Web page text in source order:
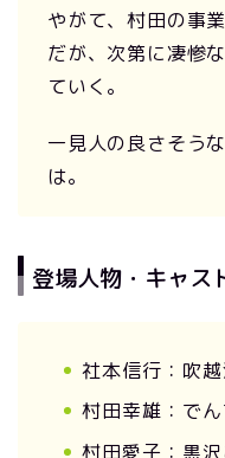
やがて、村田の事
だが、次第に凄惨
ていく。
一見人の良さそう
は。
登場人物・キャス
社本信行：吹
村田幸雄：で
村田愛子：黒